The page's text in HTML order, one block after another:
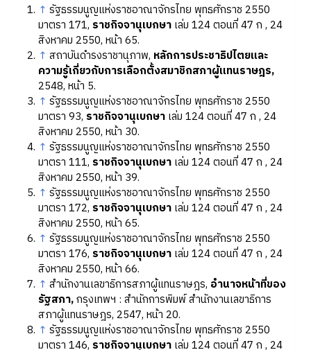
↑ รัฐธรรมนูญแห่งราชอาณาจักรไทย พุทธศักราช 2550
มาตรา 171, ราชกิจจานุเบกษา เล่ม 124 ตอนที่ 47 ก , 24
สิงหาคม 2550, หน้า 65.
↑ สถาบันดำรงราชานุภาพ, หลักการประชาธิปไตยและ
ความรู้เกี่ยวกับการเลือกตั้งสมาชิกสภาผู้แทนราษฎร,
2548, หน้า 5.
↑ รัฐธรรมนูญแห่งราชอาณาจักรไทย พุทธศักราช 2550
มาตรา 93, ราชกิจจานุเบกษา เล่ม 124 ตอนที่ 47 ก , 24
สิงหาคม 2550, หน้า 30.
↑ รัฐธรรมนูญแห่งราชอาณาจักรไทย พุทธศักราช 2550
มาตรา 111, ราชกิจจานุเบกษา เล่ม 124 ตอนที่ 47 ก , 24
สิงหาคม 2550, หน้า 39.
↑ รัฐธรรมนูญแห่งราชอาณาจักรไทย พุทธศักราช 2550
มาตรา 172, ราชกิจจานุเบกษา เล่ม 124 ตอนที่ 47 ก , 24
สิงหาคม 2550, หน้า 65.
↑ รัฐธรรมนูญแห่งราชอาณาจักรไทย พุทธศักราช 2550
มาตรา 176, ราชกิจจานุเบกษา เล่ม 124 ตอนที่ 47 ก , 24
สิงหาคม 2550, หน้า 66.
↑ สำนักงานเลขาธิการสภาผู้แทนราษฎร, อำนาจหน้าที่ของ
รัฐสภา,กรุงเทพฯ : สำนักการพิมพ์ สำนักงานเลขาธิการ
สภาผู้แทนราษฎร, 2547, หน้า 20.
↑ รัฐธรรมนูญแห่งราชอาณาจักรไทย พุทธศักราช 2550
มาตรา 146, ราชกิจจานุเบกษา เล่ม 124 ตอนที่ 47 ก , 24